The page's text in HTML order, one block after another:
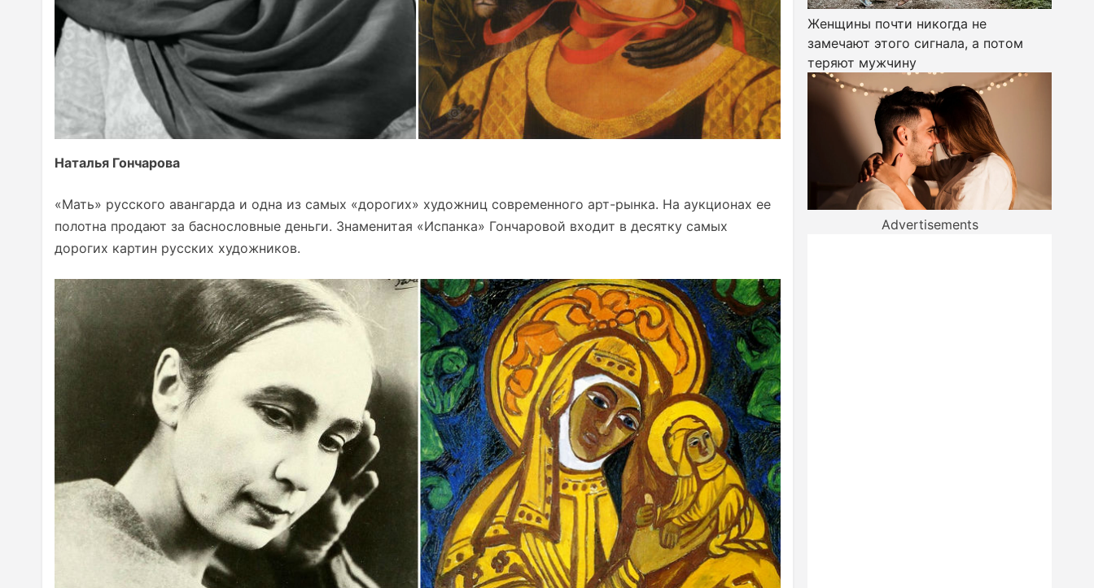
Наталья Гончарова
«Мать» русского авангарда и одна из самых «дорогих» художниц современного арт-рынка. На аукционах ее
полотна продают за баснословные деньги. Знаменитая «Испанка» Гончаровой входит в десятку самых
дорогих картин русских художников.
Женщины почти никогда не
замечают этого сигнала, а потом
теряют мужчину
Advertisements